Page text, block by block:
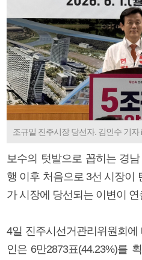
조규일 진주시장 당선자. 김인수 기자
보수의 텃밭으로 꼽히는 경
행 이후 처음으로 3선 시장이
가 시장에 당선되는 이변이 연
4일 진주시선거관리위원회
인은 6만2873표(44.23%)를